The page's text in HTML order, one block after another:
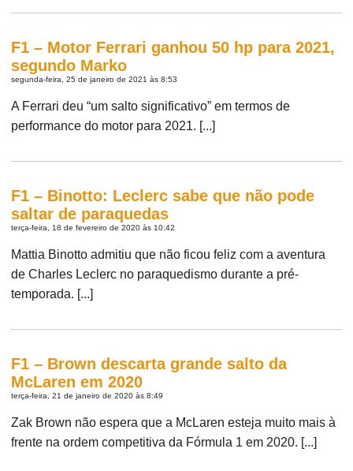
F1 – Motor Ferrari ganhou 50 hp para 2021,
segundo Marko
segunda-feira, 25 de janeiro de 2021 às 8:53
A Ferrari deu “um salto significativo” em termos de
performance do motor para 2021. [...]
F1 – Binotto: Leclerc sabe que não pode
saltar de paraquedas
terça-feira, 18 de fevereiro de 2020 às 10:42
Mattia Binotto admitiu que não ficou feliz com a aventura
de Charles Leclerc no paraquedismo durante a pré-
temporada. [...]
F1 – Brown descarta grande salto da
McLaren em 2020
terça-feira, 21 de janeiro de 2020 às 8:49
Zak Brown não espera que a McLaren esteja muito mais à
frente na ordem competitiva da Fórmula 1 em 2020. [...]